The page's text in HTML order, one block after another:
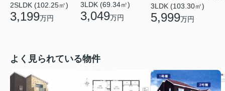
2SLDK (102.25㎡)
3,199万円
3LDK (69.34㎡)
3,049万円
3LDK (103.30㎡)
5,999万円
よく見られている物件